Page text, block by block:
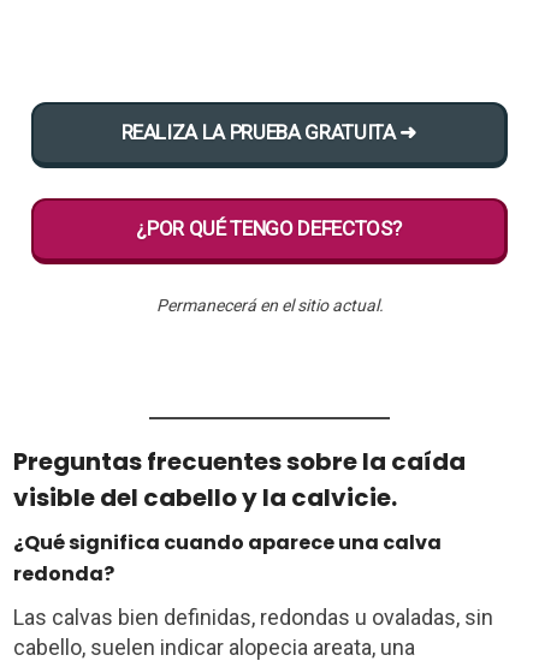
REALIZA LA PRUEBA GRATUITA ➜
¿POR QUÉ TENGO DEFECTOS?
Permanecerá en el sitio actual.
Preguntas frecuentes sobre la caída
visible del cabello y la calvicie.
¿Qué significa cuando aparece una calva
redonda?
Las calvas bien definidas, redondas u ovaladas, sin
cabello, suelen indicar alopecia areata, una